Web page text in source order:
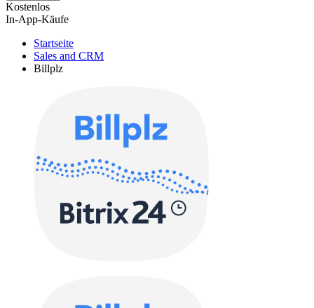
Kostenlos
In-App-Käufe
Startseite
Sales and CRM
Billplz